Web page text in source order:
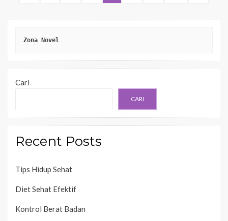
Zona Novel
Cari
CARI
Recent Posts
Tips Hidup Sehat
Diet Sehat Efektif
Kontrol Berat Badan